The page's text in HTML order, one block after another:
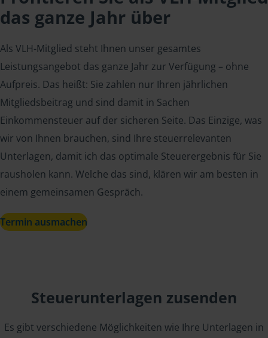
das ganze Jahr über
Als VLH-Mitglied steht Ihnen unser gesamtes
Leistungsangebot das ganze Jahr zur Verfügung – ohne
Aufpreis. Das heißt: Sie zahlen nur Ihren jährlichen
Mitgliedsbeitrag und sind damit in Sachen
Einkommensteuer auf der sicheren Seite. Das Einzige, was
wir von Ihnen brauchen, sind Ihre steuerrelevanten
Unterlagen, damit ich das optimale Steuerergebnis für Sie
rausholen kann. Welche das sind, klären wir am besten in
einem gemeinsamen Gespräch.
Termin ausmachen
Steuerunterlagen zusenden
Es gibt verschiedene Möglichkeiten wie Ihre Unterlagen in